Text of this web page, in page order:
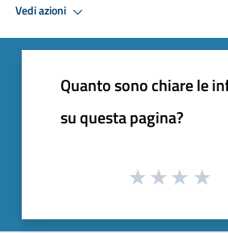
Vedi azioni
Quanto sono chiare le
su questa pagina?